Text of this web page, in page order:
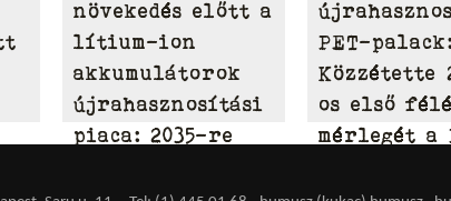
növekedés előtt a
lítium-ion
akkumulátorok
újrahasznosítási
piaca: 2035-re
PET-palack:
Közzétette
os első
mérlegét a